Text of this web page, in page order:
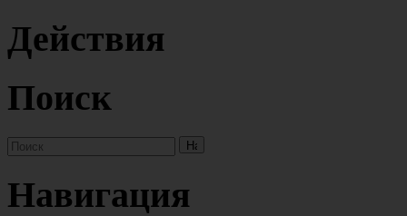
Действия
Поиск
Навигация